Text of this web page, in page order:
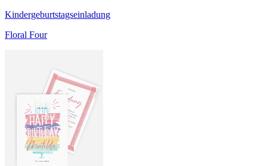
Kindergeburtstagseinladung
Floral Four